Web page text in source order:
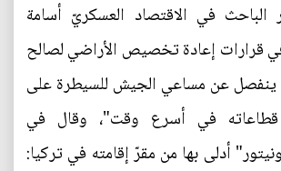
الباحث في الاقتصاد العسكريّ أسامة
قرارات إعادة تخصيص الأراضي لصالح
ينفصل عن مساعي الجيش للسيطرة على
قطاعاته في أسرع وقت"، وقال في
أدلى بها من مقرّ إقامته في تركيا: